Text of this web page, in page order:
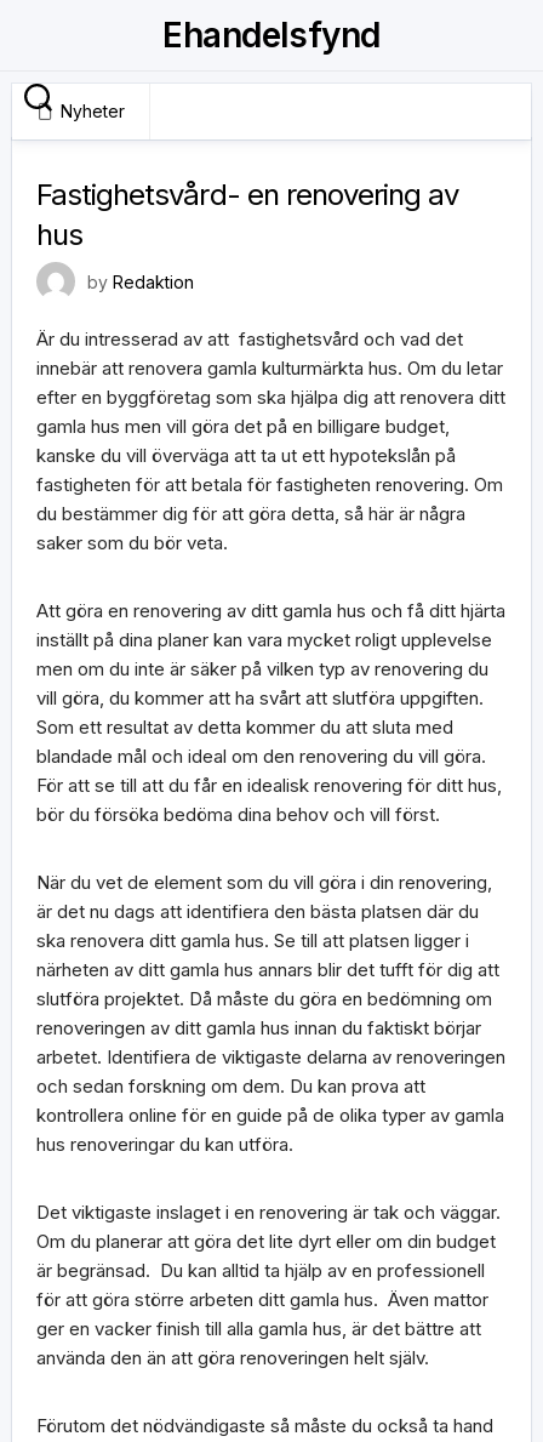
Ehandelsfynd
Nyheter
Fastighetsvård- en renovering av
hus
by Redaktion
Är du intresserad av att fastighetsvård och vad det
innebär att renovera gamla kulturmärkta hus. Om du letar
efter en byggföretag som ska hjälpa dig att renovera ditt
gamla hus men vill göra det på en billigare budget,
kanske du vill överväga att ta ut ett hypotekslån på
fastigheten för att betala för fastigheten renovering. Om
du bestämmer dig för att göra detta, så här är några
saker som du bör veta.
Att göra en renovering av ditt gamla hus och få ditt hjärta
inställt på dina planer kan vara mycket roligt upplevelse
men om du inte är säker på vilken typ av renovering du
vill göra, du kommer att ha svårt att slutföra uppgiften.
Som ett resultat av detta kommer du att sluta med
blandade mål och ideal om den renovering du vill göra.
För att se till att du får en idealisk renovering för ditt hus,
bör du försöka bedöma dina behov och vill först.
När du vet de element som du vill göra i din renovering,
är det nu dags att identifiera den bästa platsen där du
ska renovera ditt gamla hus. Se till att platsen ligger i
närheten av ditt gamla hus annars blir det tufft för dig att
slutföra projektet. Då måste du göra en bedömning om
renoveringen av ditt gamla hus innan du faktiskt börjar
arbetet. Identifiera de viktigaste delarna av renoveringen
och sedan forskning om dem. Du kan prova att
kontrollera online för en guide på de olika typer av gamla
hus renoveringar du kan utföra.
Det viktigaste inslaget i en renovering är tak och väggar.
Om du planerar att göra det lite dyrt eller om din budget
är begränsad. Du kan alltid ta hjälp av en professionell
för att göra större arbeten ditt gamla hus. Även mattor
ger en vacker finish till alla gamla hus, är det bättre att
använda den än att göra renoveringen helt själv.
Förutom det nödvändigaste så måste du också ta hand